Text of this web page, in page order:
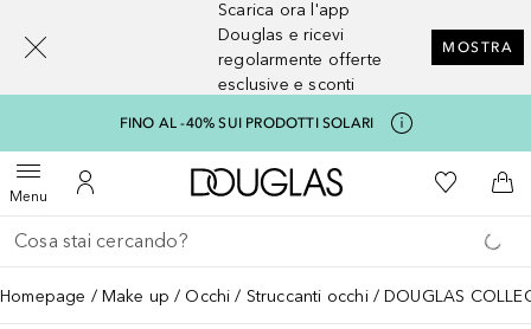
Scarica ora l'app
Douglas e ricevi
regolarmente offerte
esclusive e sconti
MOSTRA
FINO AL -40% SUI PRODOTTI SOLARI
MenuApri menuAl Mio Account
A Douglas HomeAlla Mia
Al
Torna indietro
Esegui ricerca
Homepage Make up Occhi Struccanti occhi DOUGLAS
[navigation.slideout.screenreader]